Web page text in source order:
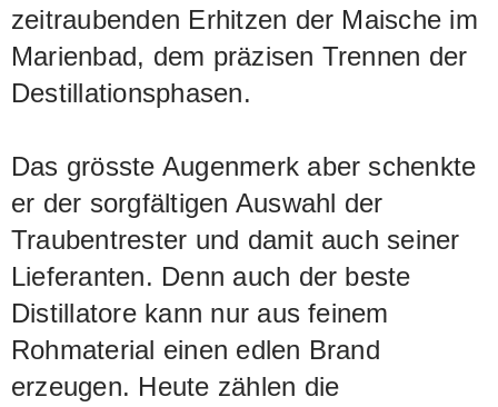
zeitraubenden Erhitzen der Maische im
Marienbad, dem präzisen Trennen der
Destillationsphasen.
Das grösste Augenmerk aber schenkte
er der sorgfältigen Auswahl der
Traubentrester und damit auch seiner
Lieferanten. Denn auch der beste
Distillatore kann nur aus feinem
Rohmaterial einen edlen Brand
erzeugen. Heute zählen die